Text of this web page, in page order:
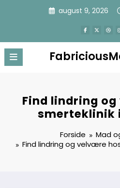
august 9, 2026
Find lindring
smerteklinik
Forside
Mad
Find lindring og velvære